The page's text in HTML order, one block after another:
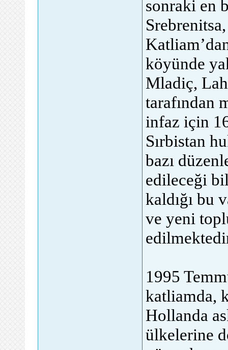
sonraki en
köyünde
Mladiç,
tarafından
infaz için
Sırbistan
bazı
edileceği
kaldığı bu
ve yeni
1995
katliamda,
Hollanda
ülkelerine